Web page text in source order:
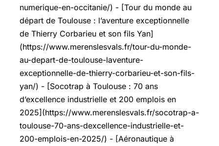
numerique-en-occitanie/) - [Tour du monde au
départ de Toulouse : l’aventure exceptionnelle
de Thierry Corbarieu et son fils Yan]
(https://www.merenslesvals.fr/tour-du-monde-
au-depart-de-toulouse-laventure-
exceptionnelle-de-thierry-corbarieu-et-son-fils-
yan/) - [Socotrap à Toulouse : 70 ans
d’excellence industrielle et 200 emplois en
2025](https://www.merenslesvals.fr/socotrap-a-
toulouse-70-ans-dexcellence-industrielle-et-
200-emplois-en-2025/) - [Aéronautique à